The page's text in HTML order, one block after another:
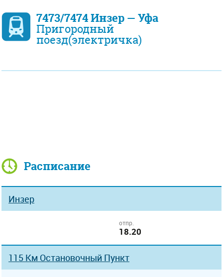
7473/7474 Инзер — Уфа
Пригородный
поезд(электричка)
Расписание
Инзер
отпр.
18.20
115 Км Остановочный Пункт